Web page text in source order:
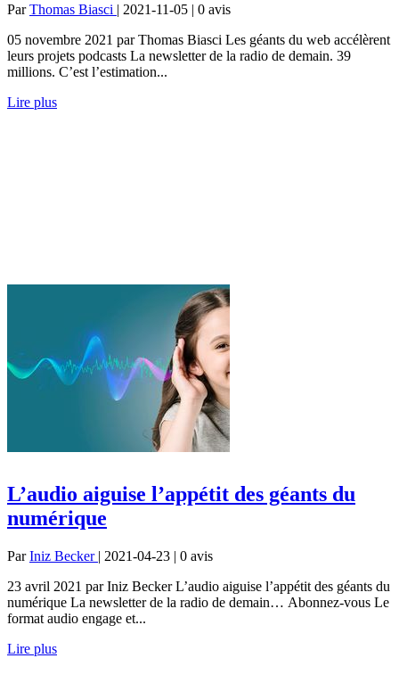
ParThomas Biasci | 2021-11-05 | 0 avis
05 novembre 2021 par Thomas Biasci Les géants du web accélèrent
leurs projets podcasts La newsletter de la radio de demain. 39
millions. C’est l’estimation...
Lire plus
L’audio aiguise l’appétit des géants du
numérique
ParIniz Becker | 2021-04-23 | 0 avis
23 avril 2021 par Iniz Becker L’audio aiguise l’appétit des géants du
numérique La newsletter de la radio de demain… Abonnez-vous Le
format audio engage et...
Lire plus